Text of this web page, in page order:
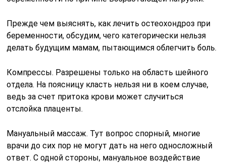
Прежде чем выяснять, как лечить остеохондроз при
беременности, обсудим, чего категорически нельзя
делать будущим мамам, пытающимся облегчить боль.
Компрессы. Разрешены только на область шейного
отдела. На поясницу класть нельзя ни в коем случае,
ведь за счет притока крови может случиться
отслойка плаценты.
Мануальный массаж. Тут вопрос спорный, многие
врачи до сих пор не могут дать на него односложный
ответ. С одной стороны, мануальное воздействие